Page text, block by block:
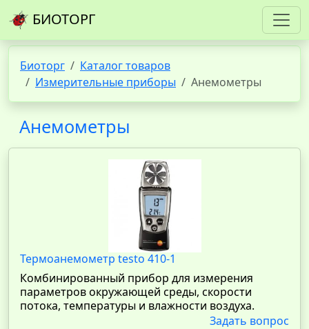
БИОТОРГ
Биоторг
Каталог товаров
Измерительные приборы
Анемометры
Анемометры
Термоанемометр testo 410-1
Комбинированный прибор для измерения
параметров окружающей среды, скорости
потока, температуры и влажности воздуха.
Задать вопрос